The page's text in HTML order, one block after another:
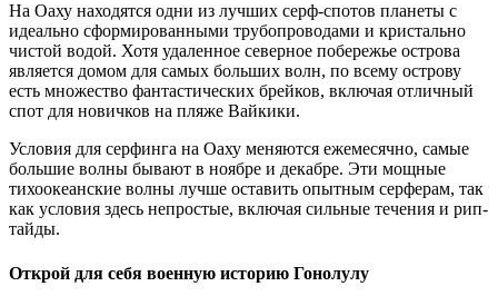
На Оаху находятся одни из лучших серф-спотов планеты с
идеально сформированными трубопроводами и кристально
чистой водой. Хотя удаленное северное побережье острова
является домом для самых больших волн, по всему острову
есть множество фантастических брейков, включая отличный
спот для новичков на пляже Вайкики.
Условия для серфинга на Оаху меняются ежемесячно, самые
большие волны бывают в ноябре и декабре. Эти мощные
тихоокеанские волны лучше оставить опытным серферам, так
как условия здесь непростые, включая сильные течения и рип-
тайды.
Открой для себя военную историю Гонолулу